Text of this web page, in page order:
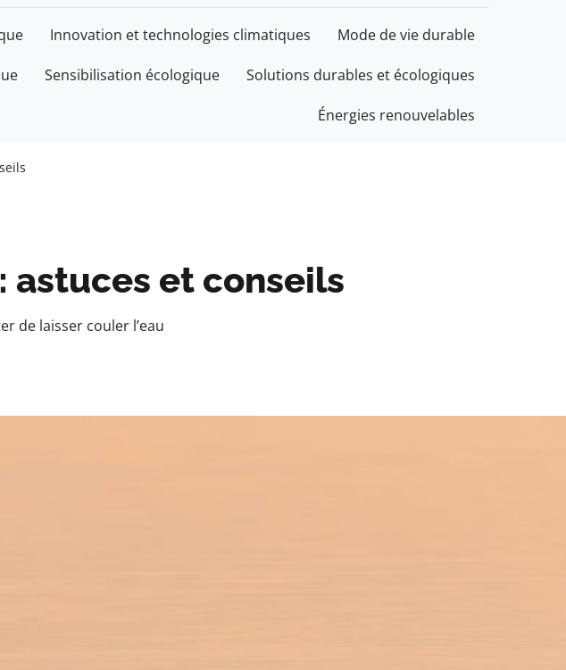
Innovation et technologies climatiques Mode de vie durable
Sensibilisation écologique Solutions durables et écologiques
Énergies renouvelables
astuces et conseils
de laisser couler l’eau